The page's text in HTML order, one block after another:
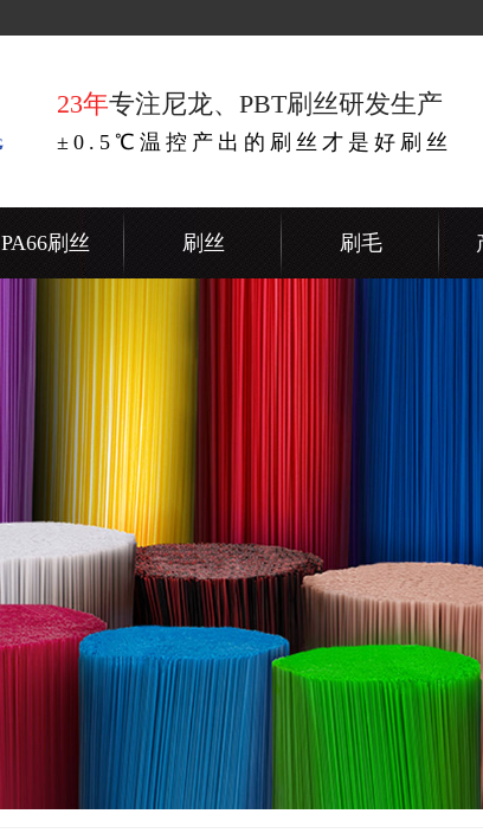
23年专注尼龙、PBT刷丝研发生产
±0.5℃温控产出的刷丝才是好刷丝
PA66刷丝 刷丝 刷毛